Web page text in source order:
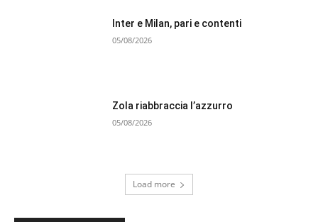
Inter e Milan, pari e contenti
05/08/2026
Zola riabbraccia l’azzurro
05/08/2026
Load more